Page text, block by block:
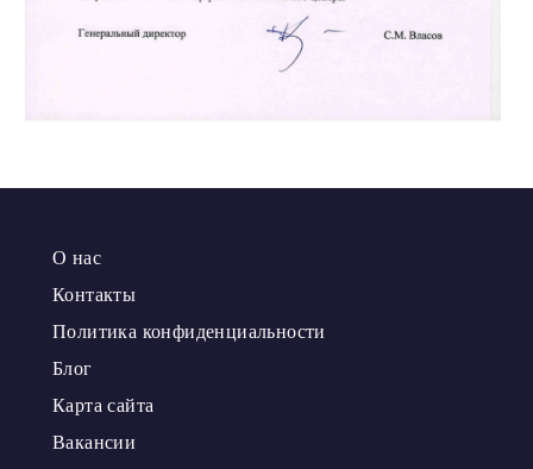
О нас
Контакты
Политика конфиденциальности
Блог
Карта сайта
Вакансии